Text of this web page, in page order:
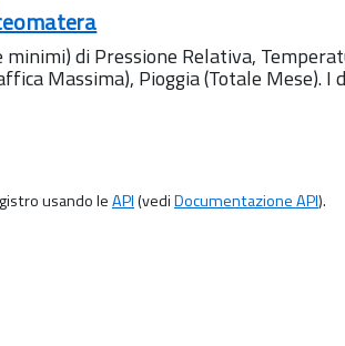
di Pressione Relativa,
Massima), Pioggia (Totale Mese).
usando leAPI(vediDocumentazione API).